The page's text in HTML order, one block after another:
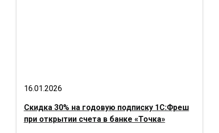
16.01.2026
Скидка 30% на годовую подписку 1С:Фреш
при открытии счета в банке «Точка»